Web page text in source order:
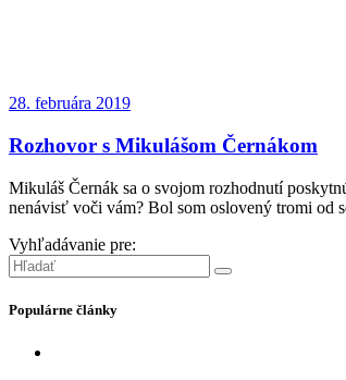
28. februára 2019
Rozhovor s Mikulášom Černákom
Mikuláš Černák sa o svojom rozhodnutí
nenávisť voči vám? Bol som oslovený tromi od
Vyhľadávanie pre:
Populárne články